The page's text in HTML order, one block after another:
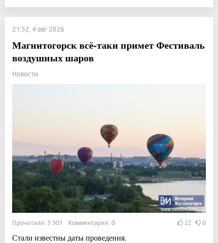
21:52, 4 авг 2026
Магнитогорск всё-таки примет Фестиваль
воздушных шаров
Новости
Прочитали: 3 303 Комментарии: 0 22 0
Стали известны даты проведения.